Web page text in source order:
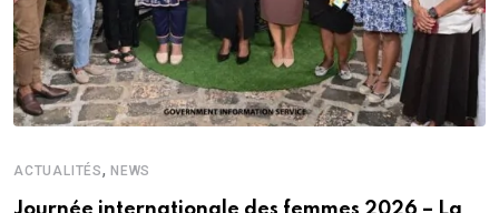
ACTUALITÉS, NEWS